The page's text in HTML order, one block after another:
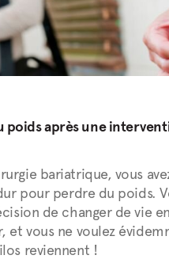
poids après une
bariatrique, vous
pour perdre du poids.
de changer de vie
et vous ne voulez
reviennent !